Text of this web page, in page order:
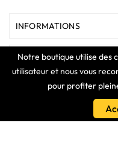
Notre boutique utilise des
utilisateur et nous vous
pour profiter
INFORMATIONS
MAGASIN
VOTRE COMPTE